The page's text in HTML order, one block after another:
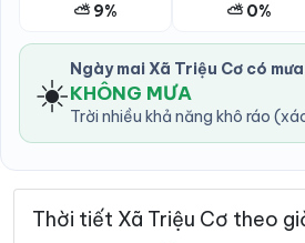
⛅ 9% ⛅ 0%
☀️ Ngày mai Xã Triệu Cơ có
KHÔNG MƯA
Trời nhiều khả năng khô ráo
Thời tiết Xã Triệu Cơ theo